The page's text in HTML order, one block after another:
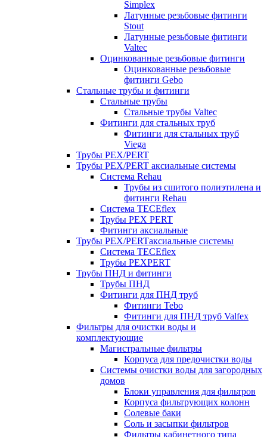
Simplex
Латунные резьбовые фитинги
Stout
Латунные резьбовые фитинги
Valtec
Оцинкованные резьбовые фитинги
Оцинкованные резьбовые
фитинги Gebo
Стальные трубы и фитинги
Стальные трубы
Стальные трубы Valtec
Фитинги для стальных труб
Фитинги для стальных труб
Viega
Трубы PEX/PERT
Трубы PEX/PERT аксиальные системы
Система Rehau
Трубы из сшитого полиэтилена и
фитинги Rehau
Система TECEflex
Трубы PEX PERT
Фитинги аксиальные
Трубы PEX/PERTаксиальные системы
Система TECEflex
Трубы PEXPERT
Трубы ПНД и фитинги
Трубы ПНД
Фитинги для ПНД труб
Фитинги Tebo
Фитинги для ПНД труб Valfex
Фильтры для очистки воды и
комплектующие
Магистральные фильтры
Корпуса для предочистки воды
Системы очистки воды для загородных
домов
Блоки управления для фильтров
Корпуса фильтрующих колонн
Солевые баки
Соль и засыпки фильтров
Фильтры кабинетного типа